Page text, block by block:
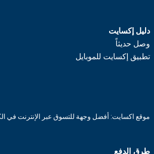
دليل إكسايت
وصل حديثاً
تطبيق إكسايت للموبايل
موقع اكسايت: أفضل وجهة للتسوق عبر الإنترنت في
طرق الدفع